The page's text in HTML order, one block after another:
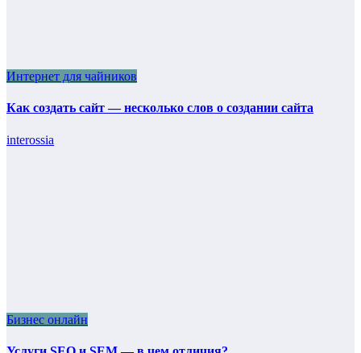
Интернет для чайников
Как создать сайт — несколько слов о создании сайта
interossia
Бизнес онлайн